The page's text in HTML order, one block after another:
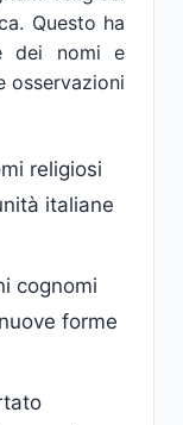
Questo ha
dei nomi e
osservazioni
religiosi
italiane
cognomi
forme